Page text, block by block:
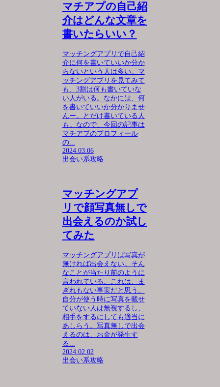
マチアプの自己紹
介はどんな文章を
書いたらいい？
マッチングアプリで自己紹
介に何を書いていいか分か
らないという人は多い。マ
ッチングアプリを見てみて
も、3割は何も書いていな
い人がいる。なかには、何
を書いていいか分かりませ
んー。とだけ書いている人
も。なので、今回の記事は
マチアプのプロフィール
の...
2024.03.06
出会い系攻略
マッチングアプ
リで顔写真無しで
出会えるのか試し
てみた
マッチングアプリは写真が
無ければ出会えない。そん
なことが当たり前のように
言われている。これは、ま
ぎれもない事実だと思う。
自分が使う時に写真を載せ
ていない人は無視するし、
相手をするにしても適当に
あしらう。写真無しで出会
えるのは、お金が発生す
る...
2024.02.02
出会い系攻略